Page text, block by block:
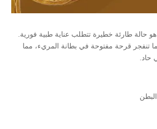
حالة طارئة خطيرة تتطلب عناية طبية فورية.
تنفجر قرحة مفتوحة في بطانة المريء، مما
حاد.